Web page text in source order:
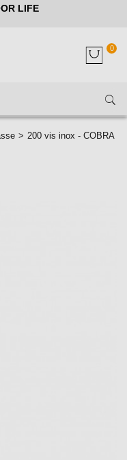
LIFE
0
> 200 vis inox - COBRA